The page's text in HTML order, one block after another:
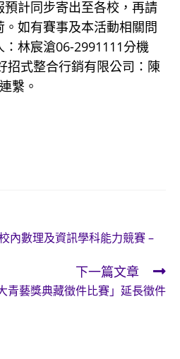
計同步寄出至各校，再請
如有賽事及本活動相關問
林宸滄06-2991111分機
招式整合行銷有限公司：陳
繫。
內數理及資訊學科能力競賽 –
下一篇文章
青藝獎典藏徵件比賽」延長徵件